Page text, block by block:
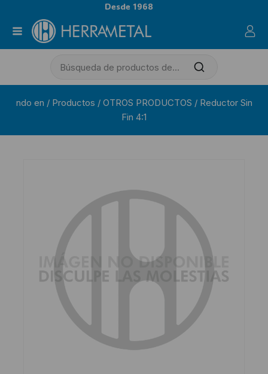
Desde 1968
ndo en / Productos / OTROS PRODUCTOS / Reductor Sin
Fin 4:1